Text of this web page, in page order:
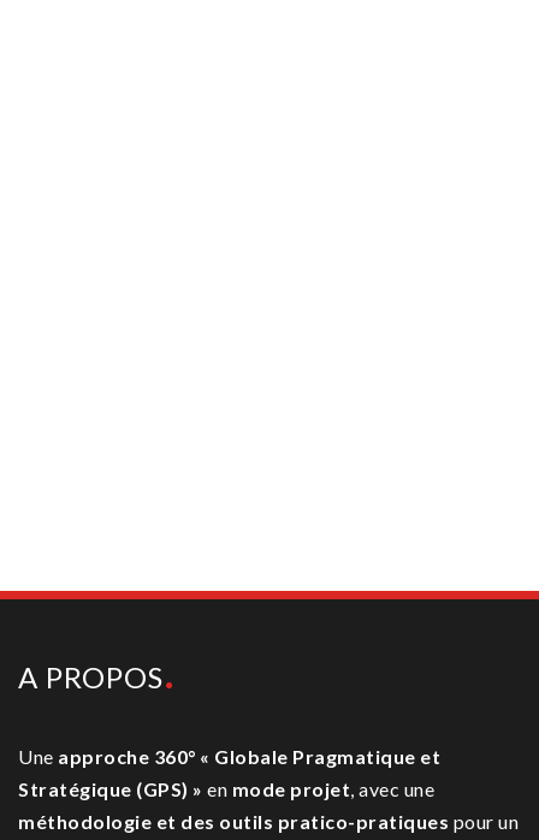
A PROPOS
Une approche 360° « Globale Pragmatique et
Stratégique (GPS) » en mode projet, avec une
méthodologie et des outils pratico-pratiques pour un